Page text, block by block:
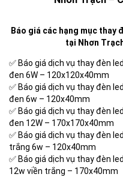
Báo giá các hạng mục thay
tại Nhơn
✅ Báo giá dịch vụ thay đèn
đen 6W – 120x120x40mm
✅ Báo giá dịch vụ thay đèn
đen 6w – 120x40mm
✅ Báo giá dịch vụ thay đèn
đen 12W – 170x170x40mm
✅ Báo giá dịch vụ thay đèn
trắng 6w – 120x40mm
✅ Báo giá dịch vụ thay đèn
12w viền trắng – 170x40mm